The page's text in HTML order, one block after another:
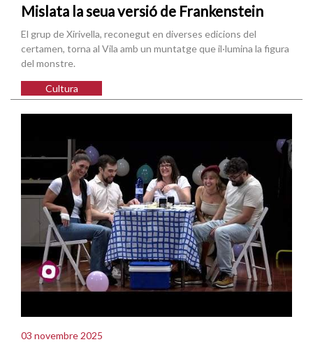
Mislata la seua versió de Frankenstein
El grup de Xirivella, reconegut en diverses edicions del
certamen, torna al Vila amb un muntatge que il·lumina la figura
del monstre.
Cultura
03 novembre 2025